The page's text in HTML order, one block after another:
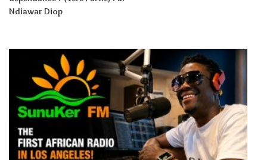
Ndiawar Diop